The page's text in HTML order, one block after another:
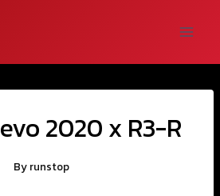
2020 x R3-R
By runstop